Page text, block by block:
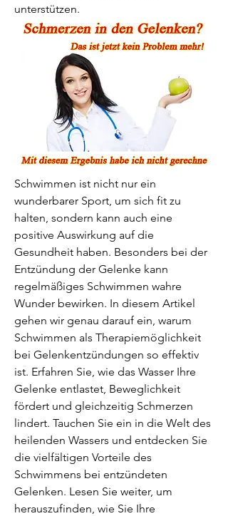
unterstützen.
Schwimmen ist nicht nur ein
wunderbarer Sport, um sich fit zu
halten, sondern kann auch eine
positive Auswirkung auf die
Gesundheit haben. Besonders bei der
Entzündung der Gelenke kann
regelmäßiges Schwimmen wahre
Wunder bewirken. In diesem Artikel
gehen wir genau darauf ein, warum
Schwimmen als Therapiemöglichkeit
bei Gelenkentzündungen so effektiv
ist. Erfahren Sie, wie das Wasser Ihre
Gelenke entlastet, Beweglichkeit
fördert und gleichzeitig Schmerzen
lindert. Tauchen Sie ein in die Welt des
heilenden Wassers und entdecken Sie
die vielfältigen Vorteile des
Schwimmens bei entzündeten
Gelenken. Lesen Sie weiter, um
herauszufinden, wie Sie Ihre